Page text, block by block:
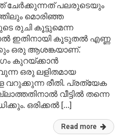
ചേർക്കുന്നത് പലരുടെയും
മൊരിഞ്ഞ
രുചി കൂട്ടുമെന്ന
ഇതിനായി കൂടുതൽ എണ്ണ
ഒരു ആശങ്കയാണ്.
കുറയ്ക്കാൻ
ഒരു ലളിതമായ
വറുക്കുന്ന രീതി. പ്രത്യേക
വീട്ടിൽ തന്നെ
ഒരിക്കൽ […]
Read more